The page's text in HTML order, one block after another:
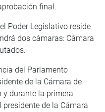
final.
Poder Legislativo reside
dos cámaras: Cámara
del Parlamento
de la Cámara de
y durante la primera
de la Cámara